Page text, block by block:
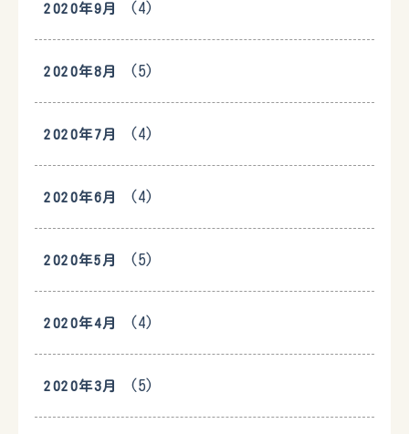
2020年9月 (4)
2020年8月 (5)
2020年7月 (4)
2020年6月 (4)
2020年5月 (5)
2020年4月 (4)
2020年3月 (5)